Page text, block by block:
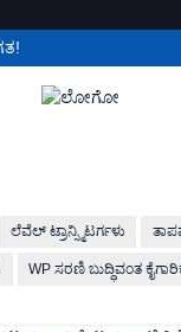
ಲೆವೆಲ್ ಟ್ರಾನ್ಸ್ಮಿಟರ್ಗಳು
WP ಸರಣಿ ಬುದ್ಧಿವಂತ